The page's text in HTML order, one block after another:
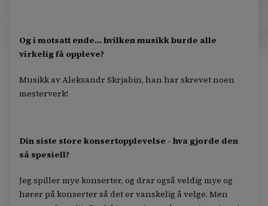
Og i motsatt ende… hvilken musikk burde alle
virkelig få oppleve?
Musikk av Aleksandr Skrjabin, han har skrevet noen
mesterverk!
Din siste store konsertopplevelse - hva gjorde den
så spesiell?
Jeg spiller mye konserter, og drar også veldig mye og
hører på konserter så det er vanskelig å velge. Men